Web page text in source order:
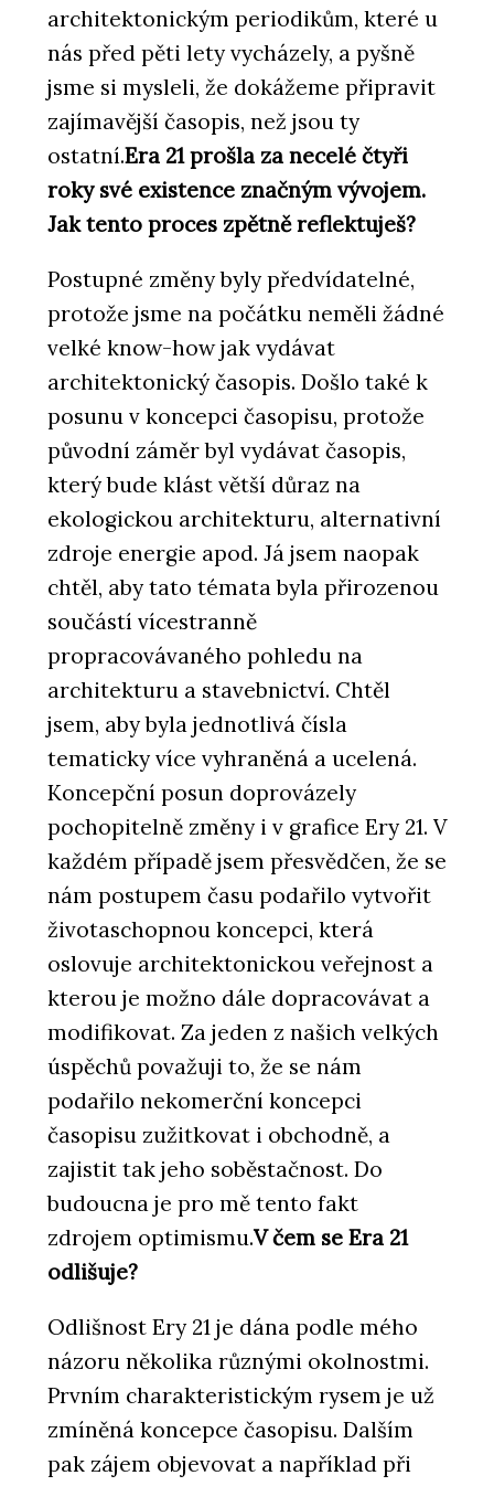
architektonickým periodikům, které u
nás před pěti lety vycházely, a pyšně
jsme si mysleli, že dokážeme připravit
zajímavější časopis, než jsou ty
ostatní.Era 21 prošla za necelé čtyři
roky své existence značným vývojem.
Jak tento proces zpětně reflektuješ?
Postupné změny byly předvídatelné,
protože jsme na počátku neměli žádné
velké know-how jak vydávat
architektonický časopis. Došlo také k
posunu v koncepci časopisu, protože
původní záměr byl vydávat časopis,
který bude klást větší důraz na
ekologickou architekturu, alternativní
zdroje energie apod. Já jsem naopak
chtěl, aby tato témata byla přirozenou
součástí vícestranně
propracovávaného pohledu na
architekturu a stavebnictví. Chtěl
jsem, aby byla jednotlivá čísla
tematicky více vyhraněná a ucelená.
Koncepční posun doprovázely
pochopitelně změny i v grafice Ery 21. V
každém případě jsem přesvědčen, že se
nám postupem času podařilo vytvořit
životaschopnou koncepci, která
oslovuje architektonickou veřejnost a
kterou je možno dále dopracovávat a
modifikovat. Za jeden z našich velkých
úspěchů považuji to, že se nám
podařilo nekomerční koncepci
časopisu zužitkovat i obchodně, a
zajistit tak jeho soběstačnost. Do
budoucna je pro mě tento fakt
zdrojem optimismu.V čem se Era 21
odlišuje?
Odlišnost Ery 21 je dána podle mého
názoru několika různými okolnostmi.
Prvním charakteristickým rysem je už
zmíněná koncepce časopisu. Dalším
pak zájem objevovat a například při